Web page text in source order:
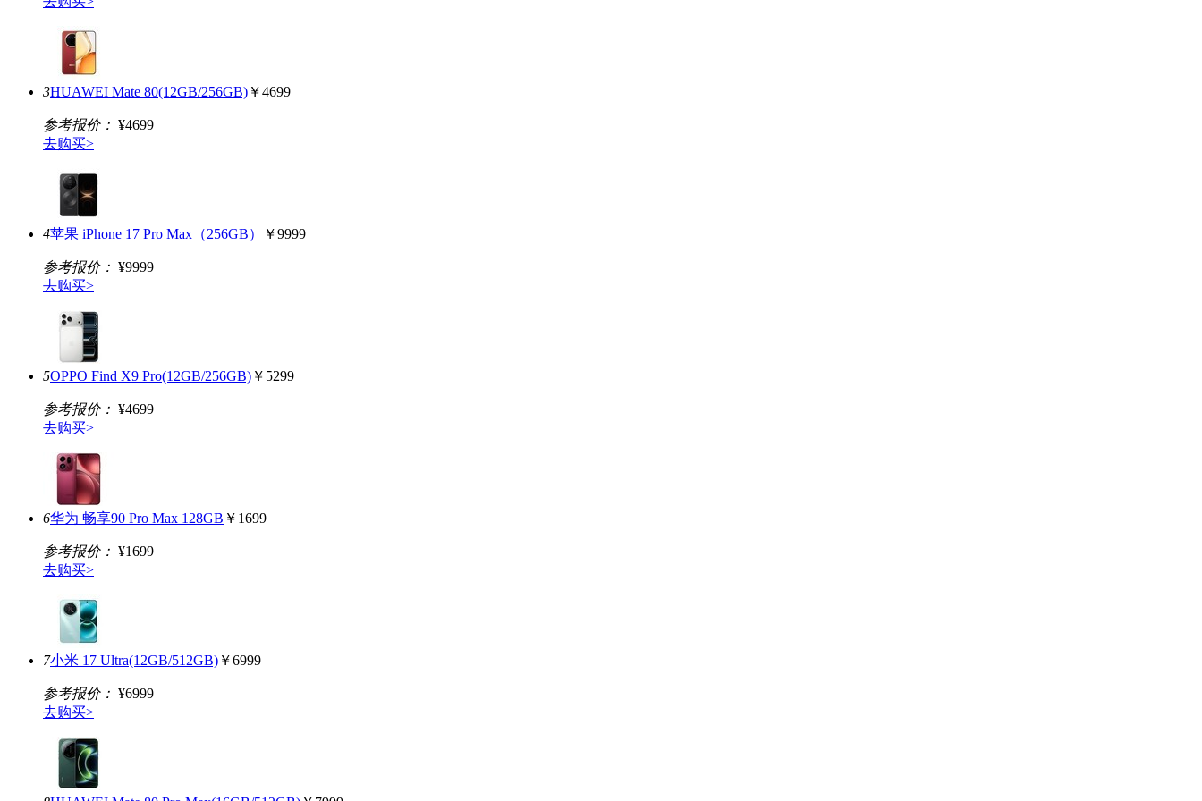
3HUAWEI Mate 80(12GB/256GB) ￥4699
参考报价： ¥4699
去购买>
4苹果 iPhone 17 Pro Max（256GB） ￥9999
参考报价： ¥9999
去购买>
5OPPO Find X9 Pro(12GB/256GB) ￥5299
参考报价： ¥4699
去购买>
6华为 畅享90 Pro Max 128GB ￥1699
参考报价： ¥1699
去购买>
7小米 17 Ultra(12GB/512GB) ￥6999
参考报价： ¥6999
去购买>